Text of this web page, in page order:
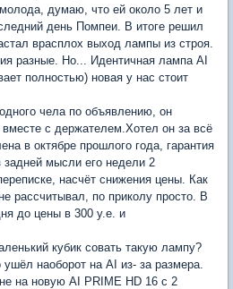
думаю, что ей около 5 лет и
день Помпеи. В итоге решил
врасплох выход лампы из строя.
разные. Но... Идентичная лампа AI
полностью) новая у нас стоит
чела по объявлению, он
с держателем.Хотел он за всё
в октябре прошлого года, гарантия
мысли его недели 2
насчёт снижения цены. Как
рассчитывал, по приколу просто. В
до цены в 300 у.е. и
кубик совать такую лампу?
ушёл наоборот на AI из- за размера.
на новую AI PRIME HD 16 с 2